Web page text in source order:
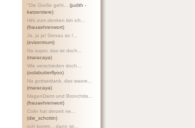
"Die Große geht...
(judith -
katzentiere)
Hihi zum denken bin ich...
(frauaehrenwort)
Ja, ja ja! Genau so !...
(evizentrum)
Na super, das ist doch...
(maracaya)
Wie verschieden doch...
(oolabutterflyoo)
Na gottseidank, das waere...
(maracaya)
MagenDarm und Bronchitis...
(frauaehrenwort)
Colin hat derzeit ne...
(die_schottin)
och komm....dann ist...